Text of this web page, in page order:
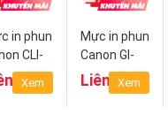
in phun
CLI-
Yhệ
Xem
Mực in phun
Canon GI-
790 BK
(Black)
Liên hệ
Xem